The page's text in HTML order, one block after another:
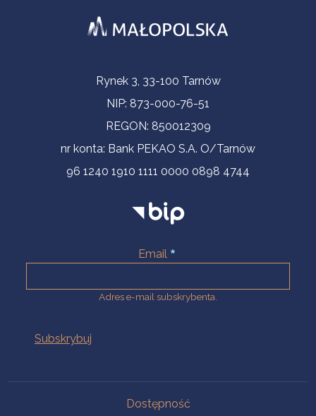
Informacje kontaktoweRynek 3, 33-100 Tarnów
NIP: 873-000-76-51
REGON: 850012309
nr konta: Bank PEKAO S.A. O/Tarnów
96 1240 1910 1111 0000 0898 4744
Email
Adres e-mail subskrybenta.
Dostępność